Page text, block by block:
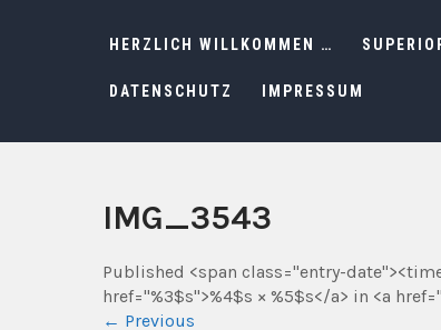
HERZLICH WILLKOMMEN …
DATENSCHUTZ IMPRESSUM
IMG_3543
Published <span class="entry-
href="%3$s">%4$s × %5$s</a> in <a
← Previous